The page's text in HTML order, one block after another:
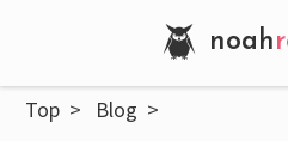
noah
Top Blog